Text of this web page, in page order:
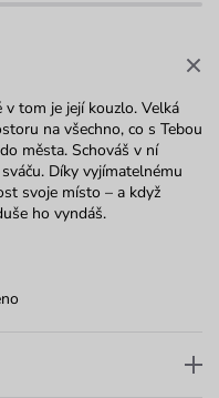
tom je její kouzlo. Velká
na všechno, co s Tebou
města. Schováš v ní
Díky vyjímatelnému
svoje místo – a když
ho vyndáš.